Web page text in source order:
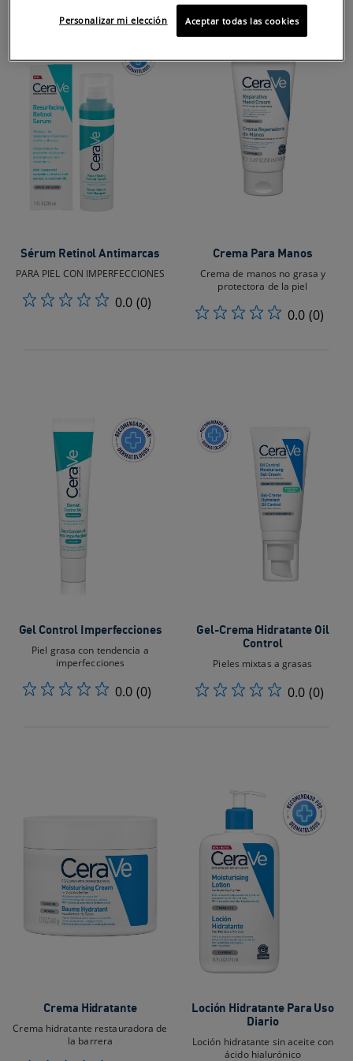
Sérum Retinol Antimarcas
PARA PIEL CON IMPERFECCIONES
0.0 (0)
Crema Para Manos
Crema de manos no grasa y
protectora de la piel
0.0 (0)
Gel Control Imperfecciones​
Piel grasa con tendencia a
imperfecciones​
0.0 (0)
Gel-Crema Hidratante Oil
Control
Pieles mixtas a grasas
0.0 (0)
Crema Hidratante
Crema hidratante restauradora de
la barrera
Loción Hidratante Para Uso
Diario
Loción hidratante sin aceite con
ácido hialurónico
Aceptar todas las cookies
Personalizar mi elección